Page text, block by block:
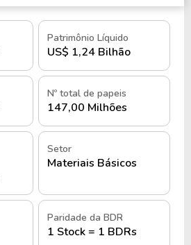
Patrimônio Líquido
US$ 1,24 Bilhão
Nº total de papeis
147,00 Milhões
Setor
Materiais Básicos
Paridade da BDR
1 Stock = 1 BDRs